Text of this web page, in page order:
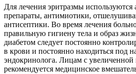
Для лечения эритразмы используются
препараты, антимиотики,
антисептики. Во время лечения
правильную гигиену тела и образ
диабетом следует постоянно
в крови и постоянно находиться под
эндокринолога. Лицам с увеличенной
рекомендуется медицинское